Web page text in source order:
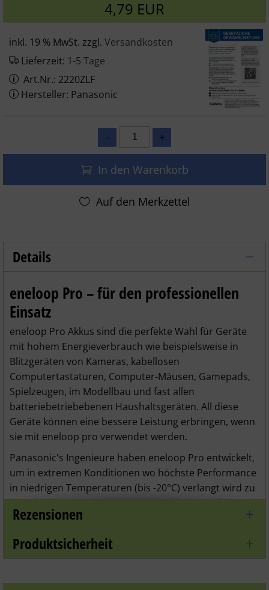
4,79 EUR
inkl. 19 % MwSt. zzgl. Versandkosten
Lieferzeit: 1-5 Tage
Art.Nr.: 2220ZLF
Hersteller: Panasonic
In den Warenkorb
Details
Panasonic eneloop Pro Akku AAA
eneloop Pro – für den professionellen
Einsatz
eneloop Pro Akkus sind die perfekte Wahl für Geräte
mit hohem Energieverbrauch wie beispielsweise in
Blitzgeräten von Kameras, kabellosen
Computertastaturen, Computer-Mäusen, Gamepads,
Spielzeugen, im Modellbau und fast allen
batteriebetriebebenen Haushaltsgeräten. All diese
Geräte können eine bessere Leistung erbringen, wenn
sie mit eneloop pro verwendet werden.
Panasonic's Ingenieure haben eneloop Pro entwickelt,
um in extremen Konditionen wo höchste Performance
in niedrigen Temperaturen (bis -20°C) verlangt wird zu
bestehen. Der eneloop Pro Ni-MH Akku hat selbst nach
1 Jahr Lagerung noch bis zu 85% der Kapazität
unweltschädlich sind, kann die eneloop Pro bis zu 500
Rezensionen
Produktsicherheit